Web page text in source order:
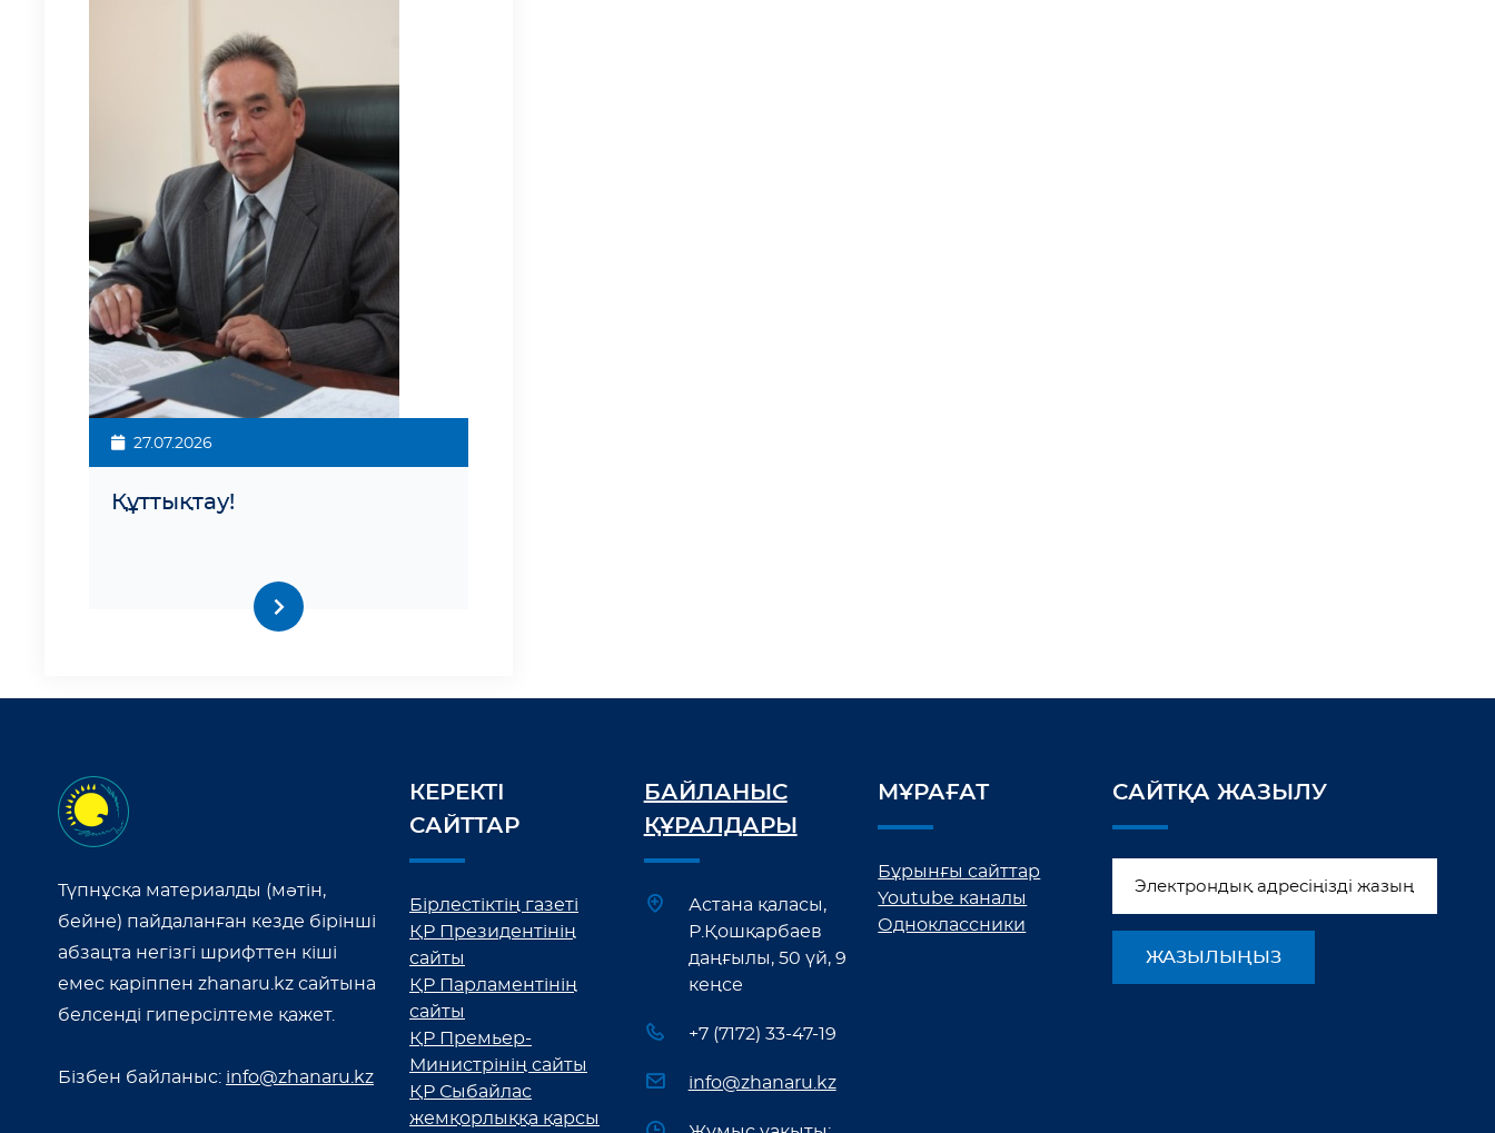
27.07.2026
Құттықтау!
Түпнұсқа материалды (мәтін,
бейне) пайдаланған кезде бірінші
абзацта негізгі шрифттен кіші
емес қаріппен zhanaru.kz сайтына
белсенді гиперсілтеме қажет.
Бізбен байланыс: info@zhanaru.kz
КЕРЕКТІ
САЙТТАР
Бірлестіктің газеті
ҚР Президентінің
сайты
ҚР Парламентінің
сайты
ҚР Премьер-
Министрінің сайты
ҚР Сыбайлас
жемқорлыққа қарсы
БАЙЛАНЫС
ҚҰРАЛДАРЫ
Астана қаласы,
Р.Қошқарбаев
даңғылы, 50 үй, 9
кеңсе
+7 (7172) 33-47-19
info@zhanaru.kz
МҰРАҒАТ
Бұрынғы сайттар
Youtube каналы
Одноклассники
САЙТҚА ЖАЗЫЛУ